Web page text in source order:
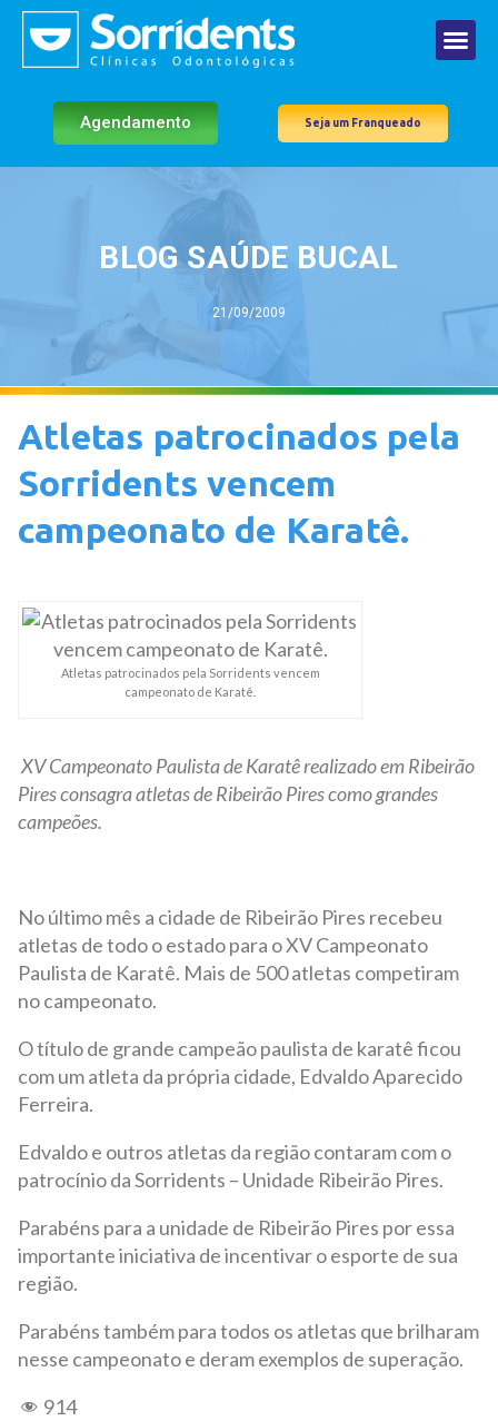
Agendamento Seja um Franqueado
BLOG SAÚDE BUCAL
21/09/2009
Atletas patrocinados pela
Sorridents vencem
campeonato de Karatê.
Atletas patrocinados pela Sorridents vencem
campeonato de Karatê.
XV Campeonato Paulista de Karatê realizado em Ribeirão
Pires consagra atletas de Ribeirão Pires como grandes
campeões.
No último mês a cidade de Ribeirão Pires recebeu
atletas de todo o estado para o XV Campeonato
Paulista de Karatê. Mais de 500 atletas competiram
no campeonato.
O título de grande campeão paulista de karatê ficou
com um atleta da própria cidade, Edvaldo Aparecido
Ferreira.
Edvaldo e outros atletas da região contaram com o
patrocínio da Sorridents – Unidade Ribeirão Pires.
Parabéns para a unidade de Ribeirão Pires por essa
importante iniciativa de incentivar o esporte de sua
região.
Parabéns também para todos os atletas que brilharam
nesse campeonato e deram exemplos de superação.
914